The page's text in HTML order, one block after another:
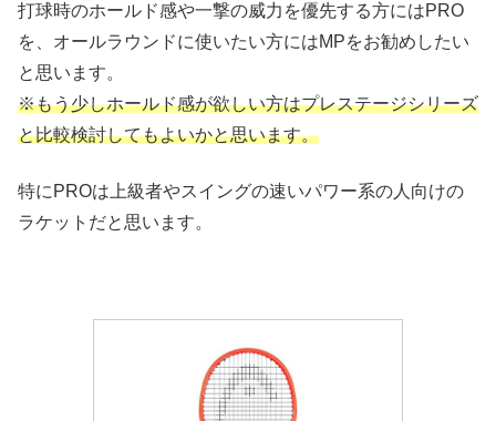
打球時のホールド感や一撃の威力を優先する方にはPRO
を、オールラウンドに使いたい方にはMPをお勧めしたい
と思います。
※もう少しホールド感が欲しい方はプレステージシリーズ
と比較検討してもよいかと思います。
特にPROは上級者やスイングの速いパワー系の人向けの
ラケットだと思います。